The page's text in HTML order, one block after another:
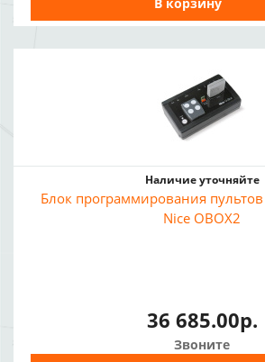
Наличие уточняйте
Блок программирования
Nice OBOX2
36 685.00р.
Звоните